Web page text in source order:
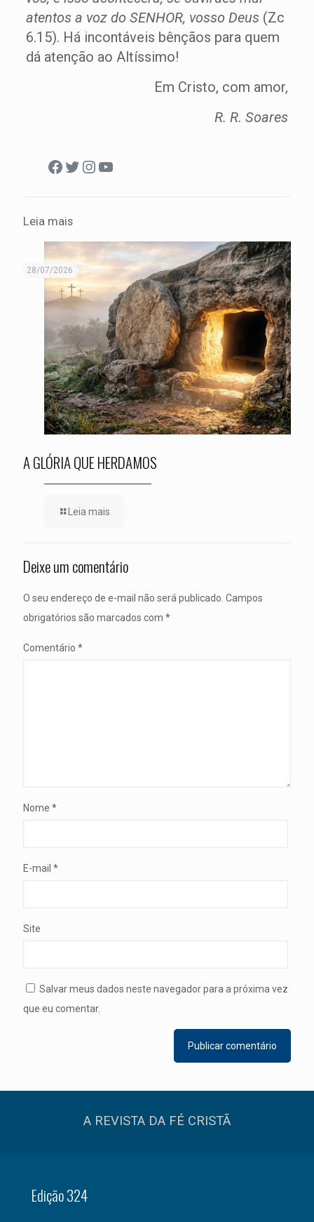
atentos a voz do SENHOR, vosso Deus (Zc
6.15). Há incontáveis bênçãos para quem
dá atenção ao Altíssimo!
Em Cristo, com amor,
R. R. Soares
Facebook
Twitter
Instagram
Youtube
Leia mais
28/07/2026
A GLÓRIA QUE HERDAMOS
Leia mais
Deixe um comentário
O seu endereço de e-mail não será publicado. Campos
obrigatórios são marcados com *
Comentário *
Nome *
E-mail *
Site
Salvar meus dados neste navegador para a próxima vez
que eu comentar.
A REVISTA DA FÉ CRISTÃ
Edição 324